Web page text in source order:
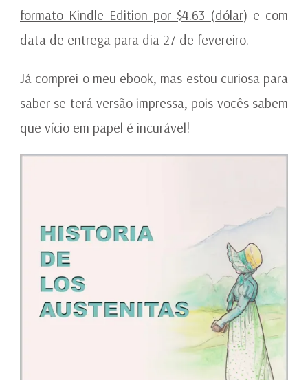
formato Kindle Edition por $4.63 (dólar) e com
data de entrega para dia 27 de fevereiro.
Já comprei o meu ebook, mas estou curiosa para
saber se terá versão impressa, pois vocês sabem
que vício em papel é incurável!